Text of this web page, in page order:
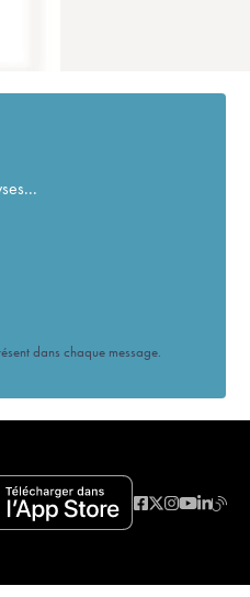
dans chaque message.